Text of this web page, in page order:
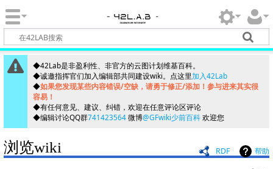
◆42Lab是非盈利性、非官方的云图计划维基百科。
◆诚邀指挥官们加入编辑部共同建设wiki。点这里加入42Lab
◆如果您发现某些内容错误/空缺，请勇于修正/添加！参与进来其实很
容易！
◆有任何意见、建议、纠错，欢迎在任意评论区评论
◆编辑讨论QQ群741423564微博@GFwiki少前百科欢迎您
RDF 帮助
浏览wiki